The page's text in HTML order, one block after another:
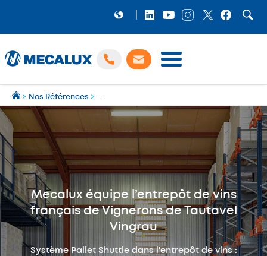
LOGICIELS
MECALUX NEWS
NOS RÉFÉRENCES
SHOWROOM
MECALUX LAB
ENTREPRISE
> Nos Références >
Mecalux équipe l’entrepôt de vins
français de Vignerons de Tautavel
Vingrau
Système Pallet Shuttle dans l'entrepôt de vins :